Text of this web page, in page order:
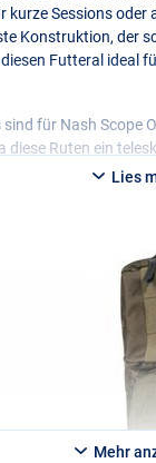
kurze Sessions oder
Konstruktion, der
Futteral ideal
sind für Nash Scope
Ruten ein
Lies
Mehr